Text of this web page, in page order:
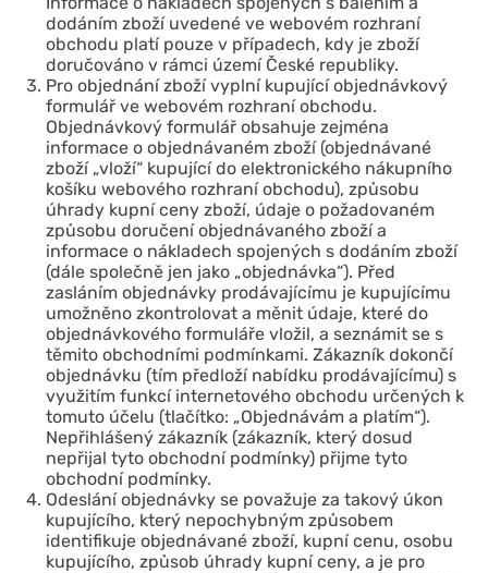
dodáním zboží uvedené ve webovém rozhraní
obchodu platí pouze v případech, kdy je zboží
doručováno v rámci území České republiky.
Pro objednání zboží vyplní kupující objednávkový
formulář ve webovém rozhraní obchodu.
Objednávkový formulář obsahuje zejména
informace o objednávaném zboží (objednávané
zboží „vloží“ kupující do elektronického nákupního
košíku webového rozhraní obchodu), způsobu
úhrady kupní ceny zboží, údaje o požadovaném
způsobu doručení objednávaného zboží a
informace o nákladech spojených s dodáním zboží
(dále společně jen jako „objednávka“). Před
zasláním objednávky prodávajícímu je kupujícímu
umožněno zkontrolovat a měnit údaje, které do
objednávkového formuláře vložil, a seznámit se s
těmito obchodními podmínkami. Zákazník dokončí
objednávku (tím předloží nabídku prodávajícímu) s
využitím funkcí internetového obchodu určených k
tomuto účelu (tlačítko: „Objednávám a platím“).
Nepřihlášený zákazník (zákazník, který dosud
nepřijal tyto obchodní podmínky) přijme tyto
obchodní podmínky.
Odeslání objednávky se považuje za takový úkon
kupujícího, který nepochybným způsobem
identifikuje objednávané zboží, kupní cenu, osobu
kupujícího, způsob úhrady kupní ceny, a je pro